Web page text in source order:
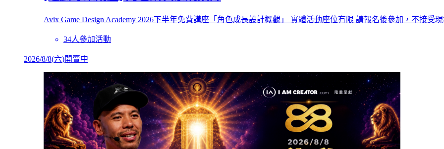
Avix Game Design Academy 2026下半年免費講座「角色成長設計概觀」 實體活動座位有限 請報名後參加，不接受現
34人參加活動
2026/8/8(六)開賣中